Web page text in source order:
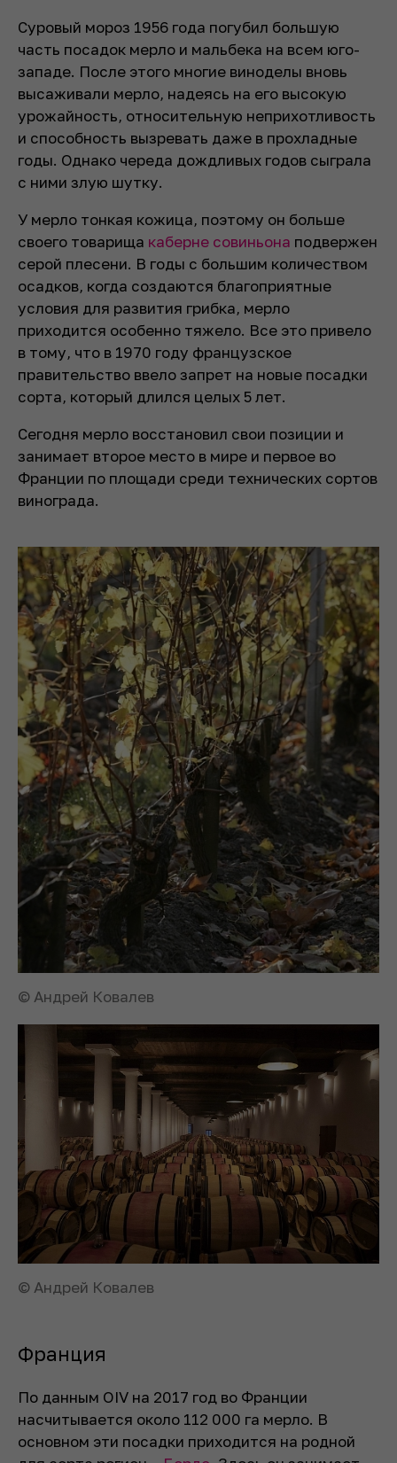
Суровый мороз 1956 года погубил большую
часть посадок мерло и мальбека на всем юго-
западе. После этого многие виноделы вновь
высаживали мерло, надеясь на его высокую
урожайность, относительную неприхотливость
и способность вызревать даже в прохладные
годы. Однако череда дождливых годов сыграла
с ними злую шутку.
У мерло тонкая кожица, поэтому он больше
своего товарища каберне совиньона подвержен
серой плесени. В годы с большим количеством
осадков, когда создаются благоприятные
условия для развития грибка, мерло
приходится особенно тяжело. Все это привело
в тому, что в 1970 году французское
правительство ввело запрет на новые посадки
сорта, который длился целых 5 лет.
Сегодня мерло восстановил свои позиции и
занимает второе место в мире и первое во
Франции по площади среди технических сортов
винограда.
© Андрей Ковалев
© Андрей Ковалев
Франция
По данным OIV на 2017 год во Франции
насчитывается около 112 000 га мерло. В
основном эти посадки приходится на родной